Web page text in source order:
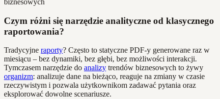
Czym różni się narzędzie analityczne od klasycznego
raportowania?
Tradycyjne raporty? Często to statyczne PDF-y generowane raz w
miesiącu – bez dynamiki, bez głębi, bez możliwości interakcji.
Tymczasem narzędzie do analizy trendów biznesowych to żywy
organizm: analizuje dane na bieżąco, reaguje na zmiany w czasie
rzeczywistym i pozwala użytkownikom zadawać pytania oraz
eksplorować dowolne scenariusze.